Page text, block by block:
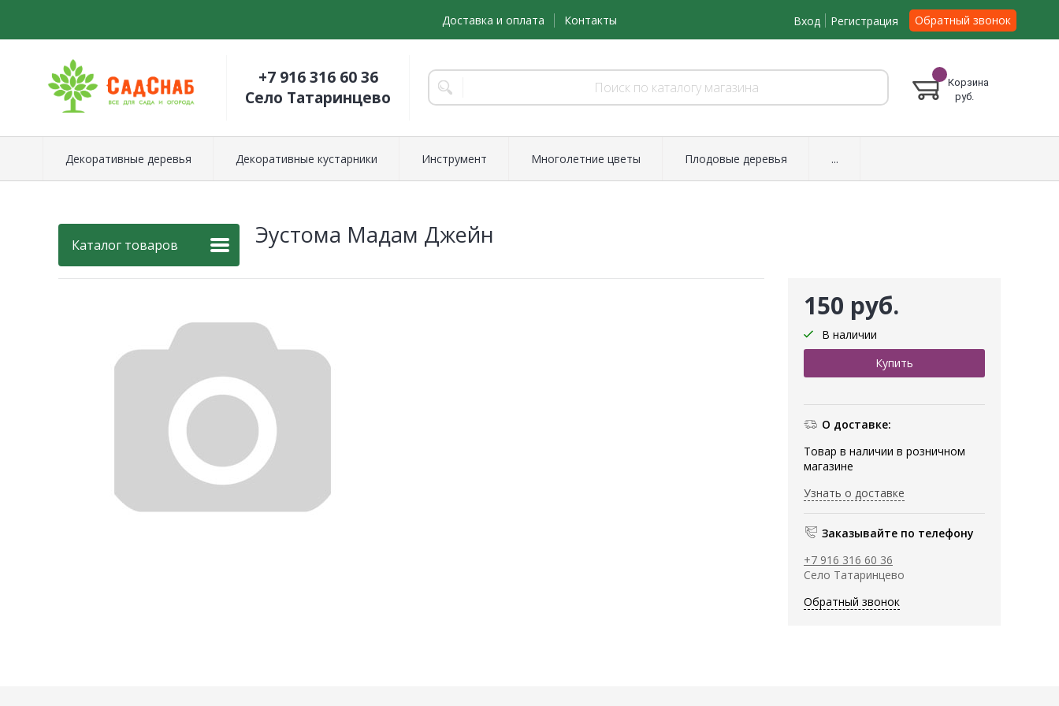
Доставка и оплата Контакты Вход Регистрация Обратный звонок
+7 916 316 60 36
Село Татаринцево
Корзина
руб.
Декоративные деревья Декоративные кустарники Инструмент Многолетние цветы Плодовые деревья ...
Каталог товаров Эустома Мадам Джейн
150 руб.
В наличии
О доставке:
Товар в наличии в розничном
магазине
Узнать о доставке
Заказывайте по телефону
+7 916 316 60 36
Село Татаринцево
Обратный звонок